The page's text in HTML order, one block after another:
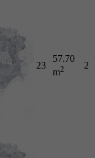
23
57.70
m2 2